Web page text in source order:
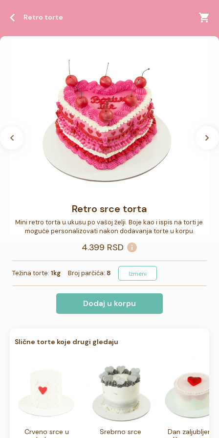
Retro torte
Retro srce torta
Mini retro torta u ukusu po vašoj želji. Boje kao i ispis na torti je
moguće personalizovati nakon dodavanja torte u korpu.
4.399 RSD
Težina torte: 1kg Broj parčića: 8 Izmeni
Dodaj u korpu
Slične torte koje drugi gledaju
Crveno srce u
Srebrno srce
Dan